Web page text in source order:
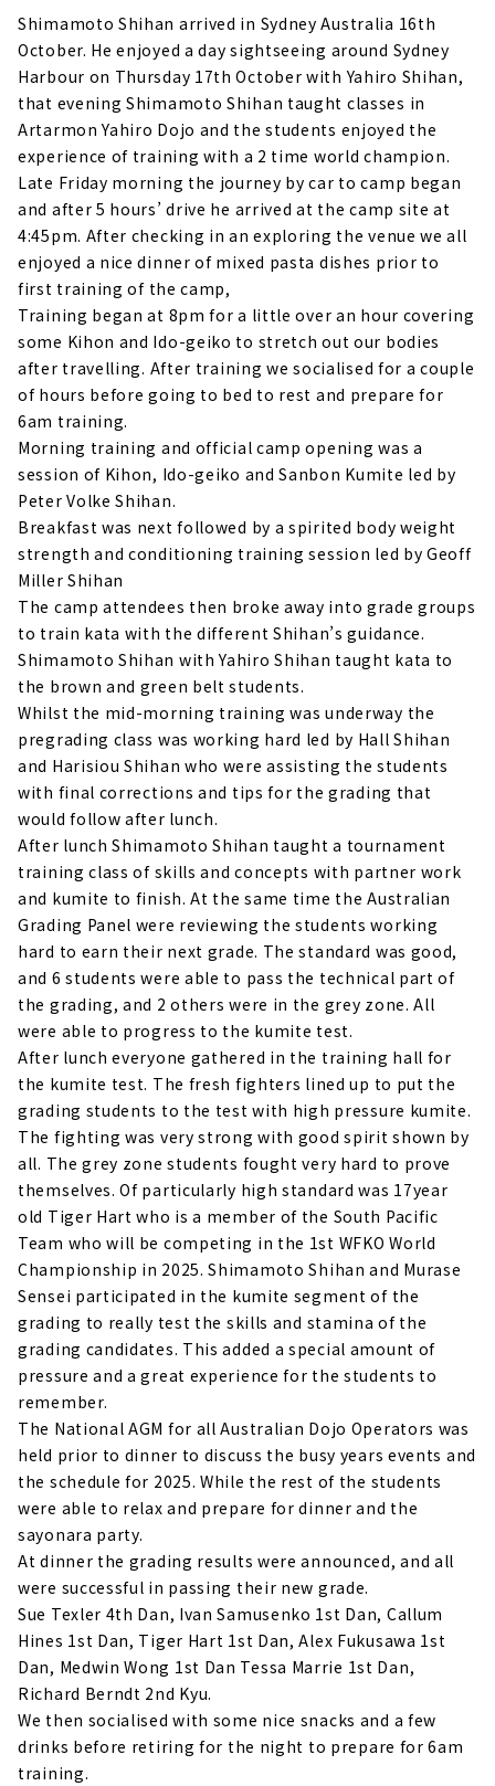
Shimamoto Shihan arrived in Sydney Australia 16th
October. He enjoyed a day sightseeing around Sydney
Harbour on Thursday 17th October with Yahiro Shihan,
that evening Shimamoto Shihan taught classes in
Artarmon Yahiro Dojo and the students enjoyed the
experience of training with a 2 time world champion.
Late Friday morning the journey by car to camp began
and after 5 hours’ drive he arrived at the camp site at
4:45pm. After checking in an exploring the venue we all
enjoyed a nice dinner of mixed pasta dishes prior to
first training of the camp,
Training began at 8pm for a little over an hour covering
some Kihon and Ido-geiko to stretch out our bodies
after travelling. After training we socialised for a couple
of hours before going to bed to rest and prepare for
6am training.
Morning training and official camp opening was a
session of Kihon, Ido-geiko and Sanbon Kumite led by
Peter Volke Shihan.
Breakfast was next followed by a spirited body weight
strength and conditioning training session led by Geoff
Miller Shihan
The camp attendees then broke away into grade groups
to train kata with the different Shihan’s guidance.
Shimamoto Shihan with Yahiro Shihan taught kata to
the brown and green belt students.
Whilst the mid-morning training was underway the
pregrading class was working hard led by Hall Shihan
and Harisiou Shihan who were assisting the students
with final corrections and tips for the grading that
would follow after lunch.
After lunch Shimamoto Shihan taught a tournament
training class of skills and concepts with partner work
and kumite to finish. At the same time the Australian
Grading Panel were reviewing the students working
hard to earn their next grade. The standard was good,
and 6 students were able to pass the technical part of
the grading, and 2 others were in the grey zone. All
were able to progress to the kumite test.
After lunch everyone gathered in the training hall for
the kumite test. The fresh fighters lined up to put the
grading students to the test with high pressure kumite.
The fighting was very strong with good spirit shown by
all. The grey zone students fought very hard to prove
themselves. Of particularly high standard was 17year
old Tiger Hart who is a member of the South Pacific
Team who will be competing in the 1st WFKO World
Championship in 2025. Shimamoto Shihan and Murase
Sensei participated in the kumite segment of the
grading to really test the skills and stamina of the
grading candidates. This added a special amount of
pressure and a great experience for the students to
remember.
The National AGM for all Australian Dojo Operators was
held prior to dinner to discuss the busy years events and
the schedule for 2025. While the rest of the students
were able to relax and prepare for dinner and the
sayonara party.
At dinner the grading results were announced, and all
were successful in passing their new grade.
Sue Texler 4th Dan, Ivan Samusenko 1st Dan, Callum
Hines 1st Dan, Tiger Hart 1st Dan, Alex Fukusawa 1st
Dan, Medwin Wong 1st Dan Tessa Marrie 1st Dan,
Richard Berndt 2nd Kyu.
We then socialised with some nice snacks and a few
drinks before retiring for the night to prepare for 6am
training.